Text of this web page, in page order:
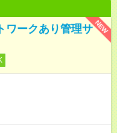
NEW
ワークあり管理サ